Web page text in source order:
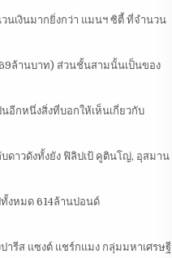
นเงินมากยิ่งกว่า แมนฯ ซิตี้ ที่จำนวน
ล้านบาท) ส่วนชั้นสามนั้นเป็นของ
อีกหนึ่งสิ่งที่บอกให้เห็นเกี่ยวกับ
ดาวดังทั้งยัง ฟิลิปเป้ คูตินโญ่, อุสมาน
งหมด 614ล้านปอนด์
รีส แซงต์ แชร์กแมง กลุ่มมหาเศรษฐี